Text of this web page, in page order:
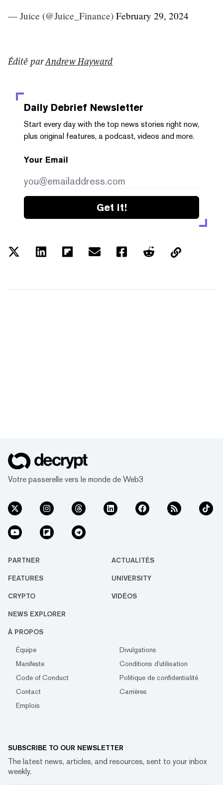
— Juice (@Juice_Finance) February 29, 2024
Édité parAndrew Hayward
Daily Debrief Newsletter
Start every day with the top news stories right now,
plus original features, a podcast, videos and more.
Your Email
Get it!
Votre passerelle vers le monde de Web3
PARTNER ACTUALITÉS
FEATURES UNIVERSITY
CRYPTO VIDÉOS
NEWS EXPLORER
À PROPOS
Équipe
Divulgations
Manifeste
Conditions d'utilisation
Code of Conduct
Politique de confidentialité
Contact
Carrières
Emplois
SUBSCRIBE TO OUR NEWSLETTER
The latest news, articles, and resources, sent to your inbox
weekly.